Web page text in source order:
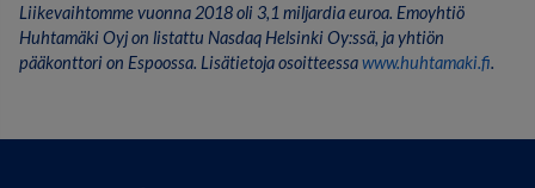
Liikevaihtomme vuonna 2018 oli 3,1 miljardia euroa. Emoyhtiö
Huhtamäki Oyj on listattu Nasdaq Helsinki Oy:ssä, ja yhtiön
pääkonttori on Espoossa. Lisätietoja osoitteessawww.huhtamaki.fi.